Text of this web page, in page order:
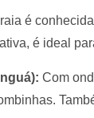
é
é ideal
Com